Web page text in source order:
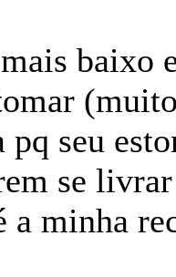
baixo
pq seu
se
a minha